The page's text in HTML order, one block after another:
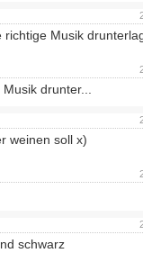
richtige Musik
drunter...
weinen soll x)
schwarz